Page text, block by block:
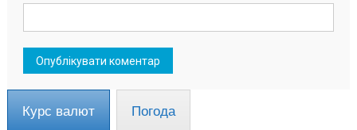
Курс валют Погода